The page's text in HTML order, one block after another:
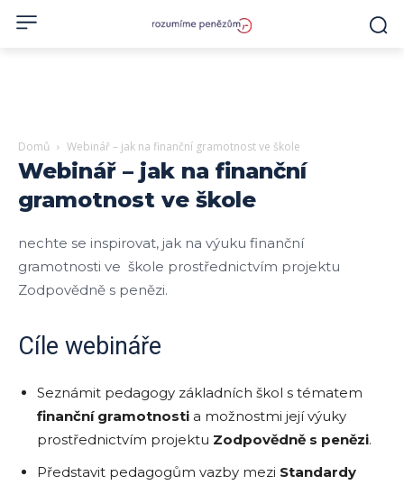
Domů Webinář – jak na finanční gramotnost ve škole
Webinář – jak na finanční
gramotnost ve škole
nechte se inspirovat, jak na výuku finanční
gramotnosti ve škole prostřednictvím projektu
Zodpovědně s penězi.
Cíle webináře
Seznámit pedagogy základních škol s tématem
finanční gramotnosti a možnostmi její výuky
prostřednictvím projektu Zodpovědně s penězi.
Představit pedagogům vazby mezi Standardy